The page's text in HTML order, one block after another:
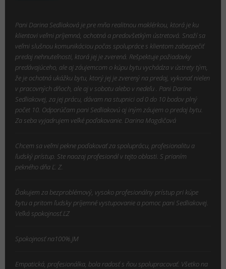
Pani Darina Sedliaková je pre mňa realitnou maklérkou, ktorá je ku
klientovi veľmi príjemná, ochotná a predovšetkým ústretová. Snaží sa
veľmi slušnou komunikáciou počas spolupráce s klientom zabezpečiť
predaj nehnuteľnosti, ktorá jej je zverená. Rešpektuje požiadavky
predávajúceho, ale aj záujemcom o kúpu bytu vychádza v ústrety tým,
že je ochotná ukážku bytu, ktorý jej je zverený na predaj, vykonať nielen
v pracovných dňoch, ale aj v sobotu alebo v nedeľu . Pani Darine
Sedliakovej, za jej prácu, dávam na stupnici od 0 do 10 bodov plný
počet 10. Odporúčam pani Sedliakovú aj iným záujem o predaj bytu.
Za seba vyjadrujem veľké poďakovanie. Darina Magdičová
Chcem sa veľmi pekne poďakovať za spoluprácu, profesionalitu a
ľudský prístup. Ste naozaj profesionál v tejto oblasti. S prianím
pekného dňa Ľ. Z.
Ďakujem za bezproblémový, vysoko profesionálny prístup pri kúpe
bytu a pritom ľudsky príjemné vystupovanie a pomoc pani Sedliakovej.
Veľká spokojnosť.ĽZ
Spokojnosť na100%.JM
Empatická, profesionálka, bola radosť s ňou spolupracovať. Všetko na